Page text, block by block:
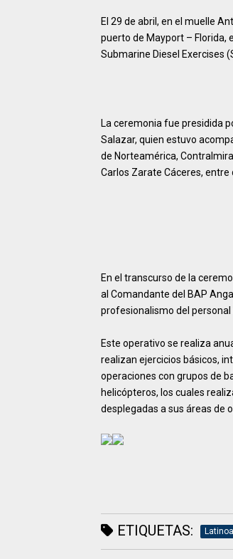
El 29 de abril, en el muelle
puerto de Mayport – Florida,
Submarine Diesel Exercises
La ceremonia fue presidida
Salazar, quien estuvo
de Norteamérica,
Carlos Zarate Cáceres, entre
En el transcurso de la
al Comandante del BAP
profesionalismo del personal
Este operativo se realiza
realizan ejercicios básicos,
operaciones con grupos de
helicópteros, los cuales
desplegadas a sus áreas de
ETIQUETAS: